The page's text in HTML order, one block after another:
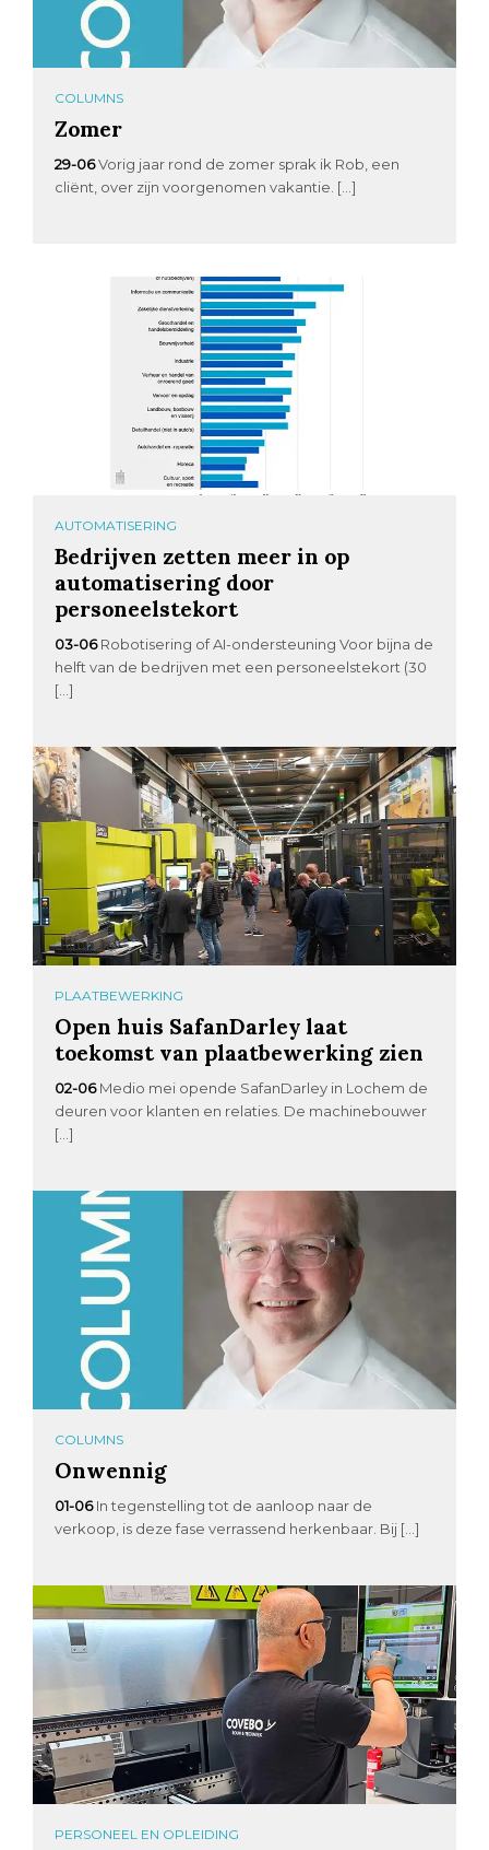
COLUMNS
Zomer
29-06Vorig jaar rond de zomer sprak ik Rob, een
cliënt, over zijn voorgenomen vakantie. […]
AUTOMATISERING
Bedrijven zetten meer in op
automatisering door
personeelstekort
03-06 Robotisering of AI-ondersteuning Voor bijna de
helft van de bedrijven met een personeelstekort (30
[…]
PLAATBEWERKING
Open huis SafanDarley laat
toekomst van plaatbewerking zien
02-06 Medio mei opende SafanDarley in Lochem de
deuren voor klanten en relaties. De machinebouwer
[…]
COLUMNS
Onwennig
01-06 In tegenstelling tot de aanloop naar de
verkoop, is deze fase verrassend herkenbaar. Bij […]
PERSONEEL EN OPLEIDING